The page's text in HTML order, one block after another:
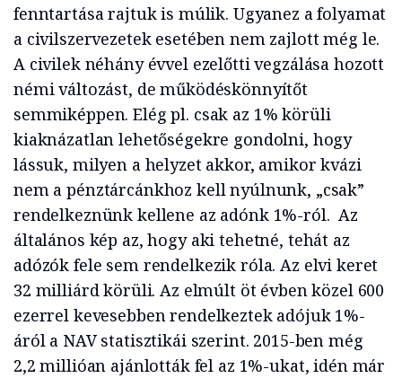
fenntartása rajtuk is múlik. Ugyanez a folyamat
a civilszervezetek esetében nem zajlott még le.
A civilek néhány évvel ezelőtti vegzálása hozott
némi változást, de működéskönnyítőt
semmiképpen. Elég pl. csak az 1% körüli
kiaknázatlan lehetőségekre gondolni, hogy
lássuk, milyen a helyzet akkor, amikor kvázi
nem a pénztárcánkhoz kell nyúlnunk, „csak”
rendelkeznünk kellene az adónk 1%-ról. Az
általános kép az, hogy aki tehetné, tehát az
adózók fele sem rendelkezik róla. Az elvi keret
32 milliárd körüli. Az elmúlt öt évben közel 600
ezerrel kevesebben rendelkeztek adójuk 1%-
áról a NAV statisztikái szerint. 2015-ben még
2,2 millióan ajánlották fel az 1%-ukat, idén már